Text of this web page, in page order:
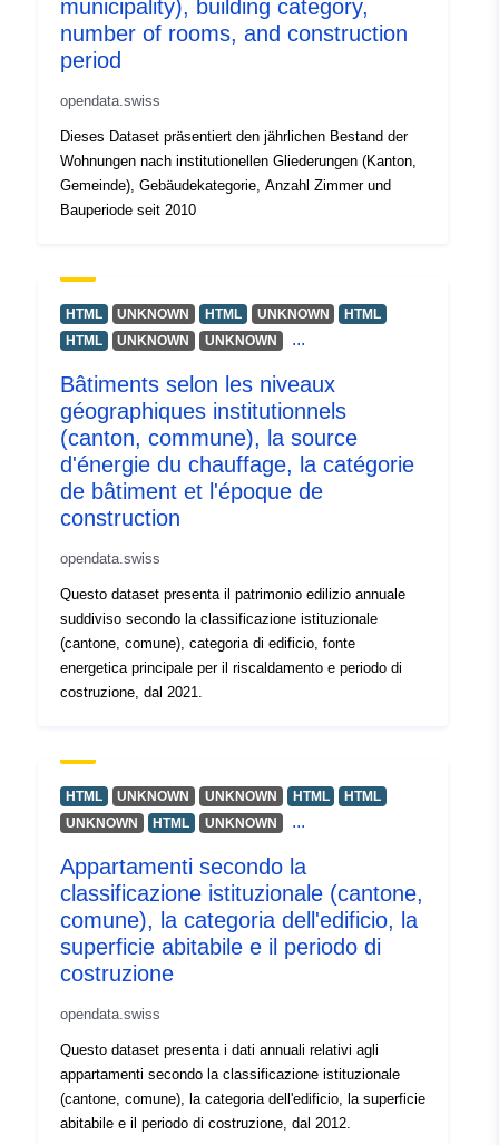
Идентификатор
и:
36162935@bundesamt-fur-
statistik-bfs
Периодичност
на начисляване:
annual
обхват:
municipality), building category,
number of rooms, and construction
period
opendata.swiss
Dieses Dataset präsentiert den jährlichen Bestand der
Wohnungen nach institutionellen Gliederungen (Kanton,
Gemeinde), Gebäudekategorie, Anzahl Zimmer und
Bauperiode seit 2010
HTML UNKNOWN HTML UNKNOWN
HTML
HTML
UNKNOWN UNKNOWN ...
Bâtiments selon les niveaux
géographiques institutionnels
(canton, commune), la source
d'énergie du chauffage, la catégorie
de bâtiment et l'époque de
construction
opendata.swiss
Questo dataset presenta il patrimonio edilizio annuale
suddiviso secondo la classificazione istituzionale
(cantone, comune), categoria di edificio, fonte
energetica principale per il riscaldamento e periodo di
costruzione, dal 2021.
HTML UNKNOWN UNKNOWN HTML
HTML
UNKNOWN
HTML UNKNOWN ...
Appartamenti secondo la
classificazione istituzionale (cantone,
comune), la categoria dell'edificio, la
superficie abitabile e il periodo di
costruzione
opendata.swiss
Questo dataset presenta i dati annuali relativi agli
appartamenti secondo la classificazione istituzionale
(cantone, comune), la categoria dell'edificio, la superficie
abitabile e il periodo di costruzione, dal 2012.